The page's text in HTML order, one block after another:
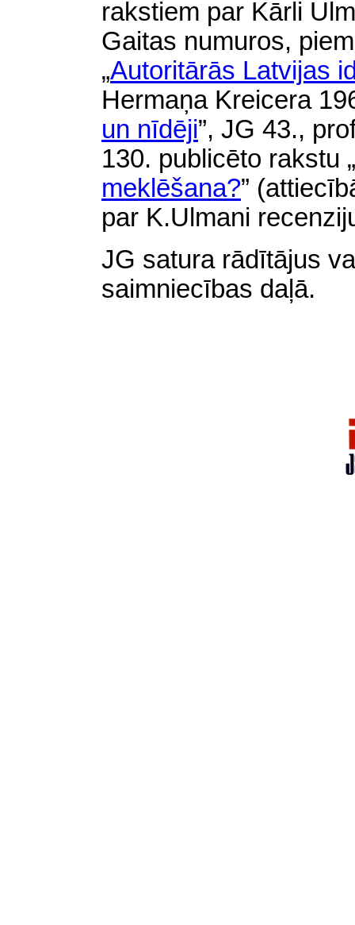
rakstiem par Kārli
Gaitas numuros,
„Autoritārās Latvijas
Hermaņa Kreicera
un nīdēji”, JG 43.,
130. publicēto rakstu „
meklēšana?” (
par K.Ulmani
JG satura rādītājus
saimniecības daļā.